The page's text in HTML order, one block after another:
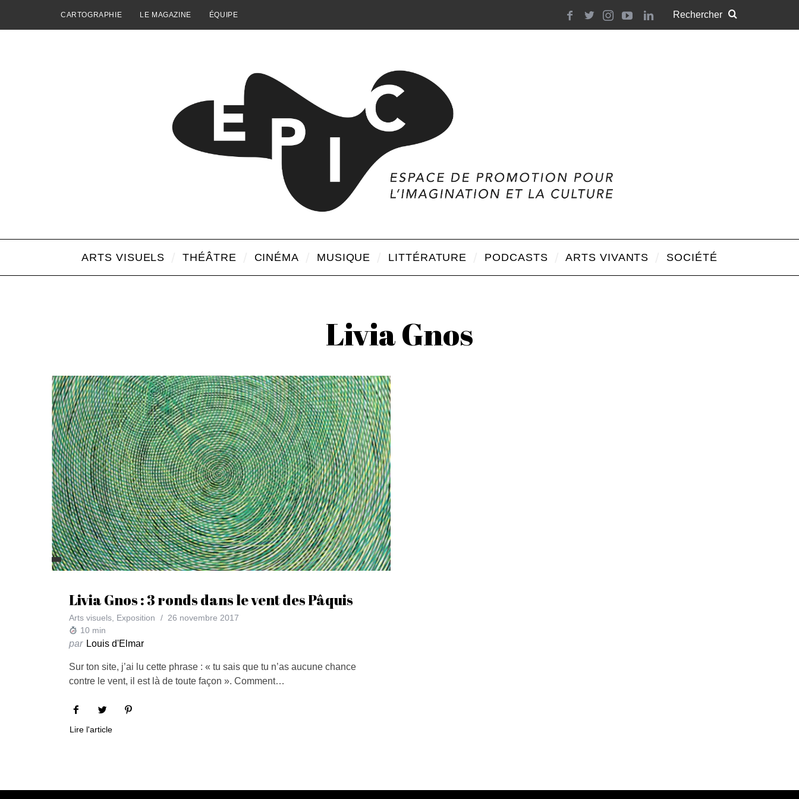
CARTOGRAPHIE LE MAGAZINE ÉQUIPE
ARTS VISUELS THÉÂTRE CINÉMA MUSIQUE LITTÉRATURE PODCASTS ARTS VIVANTS SOCIÉTÉ
Livia Gnos
Livia Gnos : 3 ronds dans le vent des Pâquis
Arts visuels, Exposition
26 novembre 2017
10 min
par Louis d'Elmar
Sur ton site, j’ai lu cette phrase : « tu sais que tu n’as aucune chance
contre le vent, il est là de toute façon ». Comment…
Lire l'article